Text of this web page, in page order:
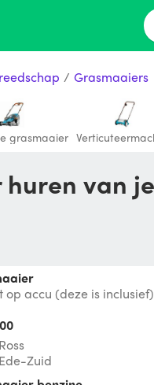
/ Grasmaaiers
grasmaaier
huren van
op accu (deze is inclusief)
Ross
Ede-Zuid